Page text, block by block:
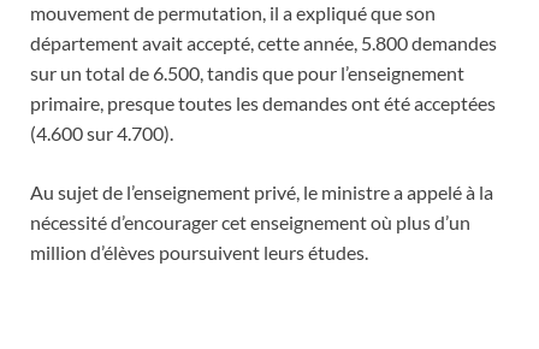
mouvement de permutation, il a expliqué que son
département avait accepté, cette année, 5.800 demandes
sur un total de 6.500, tandis que pour l’enseignement
primaire, presque toutes les demandes ont été acceptées
(4.600 sur 4.700).
Au sujet de l’enseignement privé, le ministre a appelé à la
nécessité d’encourager cet enseignement où plus d’un
million d’élèves poursuivent leurs études.